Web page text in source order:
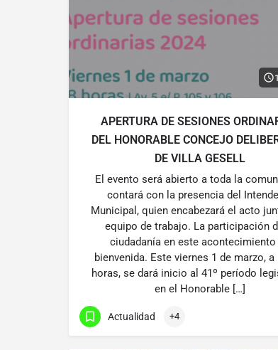
APERTURA DE SESIONES
DEL HONORABLE CONCEJO
DE VILLA GESELL
El evento será abierto a toda la
contará con la presencia del
Municipal, quien encabezará el acto
equipo de trabajo. La participación
ciudadanía en este acontecimiento
bienvenida. Este viernes 1 de marzo, a
horas, se dará inicio al 41º período
en el Honorable […]
Actualidad +4